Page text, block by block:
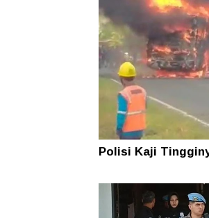
Polisi Kaji
Operasional jadi